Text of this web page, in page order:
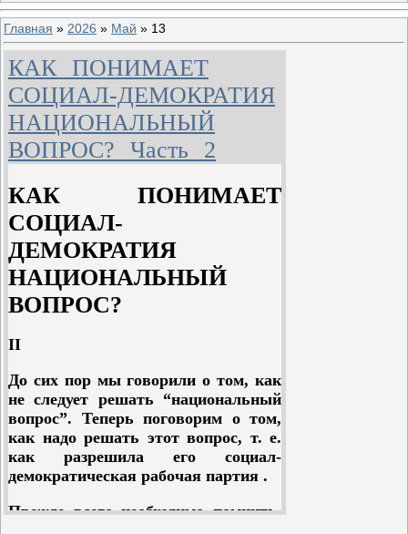
Главная » 2026 » Май » 13
КАК ПОНИМАЕТ
СОЦИАЛ-ДЕМОКРАТИЯ
НАЦИОНАЛЬНЫЙ
ВОПРОС? Часть 2
КАК ПОНИМАЕТ
СОЦИАЛ-
ДЕМОКРАТИЯ
НАЦИОНАЛЬНЫЙ
ВОПРОС?
II
До сих пор мы говорили о том, как
не следует решать “национальный
вопрос”. Теперь поговорим о том,
как надо решать этот вопрос, т. е.
как разрешила его социал-
демократическая рабочая партия .
Прежде всего необходимо помнить,